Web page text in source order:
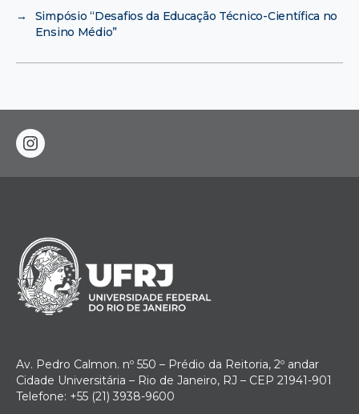
→
Simpósio “Desafios da Educação Técnico-Científica no
Ensino Médio”
instagram
Av. Pedro Calmon. nº 550 – Prédio da Reitoria, 2º andar
Cidade Universitária – Rio de Janeiro, RJ – CEP 21941-901
Telefone: +55 (21) 3938-9600